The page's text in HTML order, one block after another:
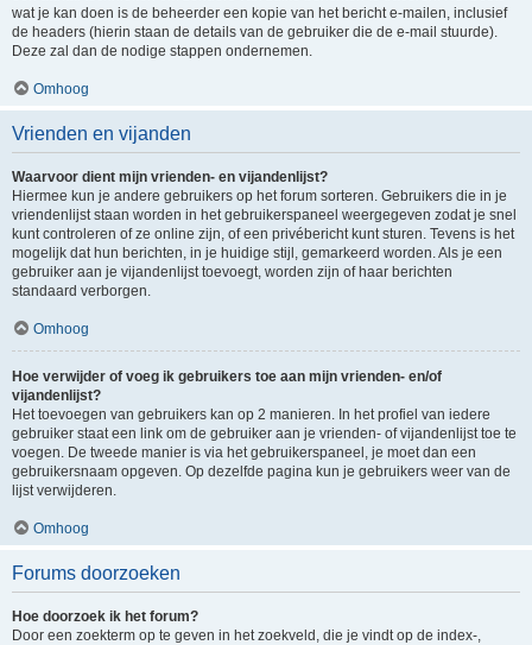
wat je kan doen is de beheerder een kopie van het bericht e-mailen, inclusief
de headers (hierin staan de details van de gebruiker die de e-mail stuurde).
Deze zal dan de nodige stappen ondernemen.
Omhoog
Vrienden en vijanden
Waarvoor dient mijn vrienden- en vijandenlijst?
Hiermee kun je andere gebruikers op het forum sorteren. Gebruikers die in je
vriendenlijst staan worden in het gebruikerspaneel weergegeven zodat je snel
kunt controleren of ze online zijn, of een privébericht kunt sturen. Tevens is het
mogelijk dat hun berichten, in je huidige stijl, gemarkeerd worden. Als je een
gebruiker aan je vijandenlijst toevoegt, worden zijn of haar berichten
standaard verborgen.
Omhoog
Hoe verwijder of voeg ik gebruikers toe aan mijn vrienden- en/of
vijandenlijst?
Het toevoegen van gebruikers kan op 2 manieren. In het profiel van iedere
gebruiker staat een link om de gebruiker aan je vrienden- of vijandenlijst toe te
voegen. De tweede manier is via het gebruikerspaneel, je moet dan een
gebruikersnaam opgeven. Op dezelfde pagina kun je gebruikers weer van de
lijst verwijderen.
Omhoog
Forums doorzoeken
Hoe doorzoek ik het forum?
Door een zoekterm op te geven in het zoekveld, die je vindt op de index-,